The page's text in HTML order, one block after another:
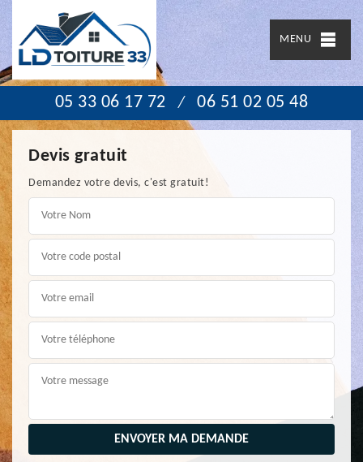
MENU
05 33 06 17 72 / 06 51 02 05 48
Devis gratuit
Demandez votre devis, c'est gratuit!